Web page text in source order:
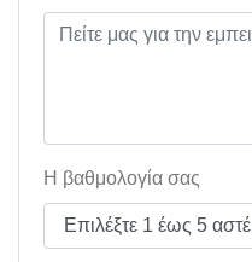
Η βαθμολογία σας